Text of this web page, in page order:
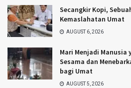
Secangkir Kopi,
Kemaslahatan Umat
AUGUST 6, 2026
Mari Menjadi Manusia
Sesama dan
bagi Umat
AUGUST 5, 2026